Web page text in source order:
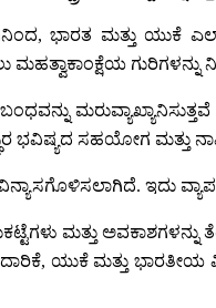
ಭಾರತ ಮತ್ತು ಯುಕೆ
ಮಹತ್ವಾಕಾಂಕ್ಷೆಯ ಗುರಿಗಳನ್ನು
ಭವಿಷ್ಯದ ಸಹಯೋಗ ಮತ್ತು
ಇದು
ಮತ್ತು ಅವಕಾಶಗಳನ್ನು
ಯುಕೆ ಮತ್ತು